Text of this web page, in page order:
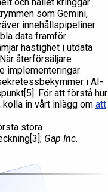
som Gemini,
innehållspipeliner
data framför
hastighet i utdata
återförsäljare
implementeringar
i AI-
För att förstå hur
kolla in vårt inlägg om att
stora
Gap Inc.